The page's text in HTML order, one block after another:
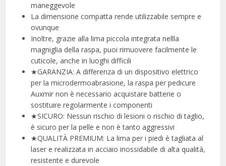
maneggevole
La dimensione compatta rende utilizzabile sempre e
ovunque
Inoltre, grazie alla lima piccola integrata nellla
magniglia della raspa, puoi rimuovere facilmente le
cuticole, anche in luoghi difficili
★GARANZIA: A differenza di un dispositivo elettrico
per la microdermoabrasione, la raspa per pedicure
Auxmir non è necessario acquistare batterie o
sostituire regolarmente i componenti
★SICURO: Nessun rischio di lesioni o rischio di taglio,
è sicuro per la pelle e non è tanto aggressivi
★QUALITÀ PREMIUM: La lima per i piedi è tagliata al
laser e realizzata in acciaio inossidabile di alta qualità,
resistente e durevole